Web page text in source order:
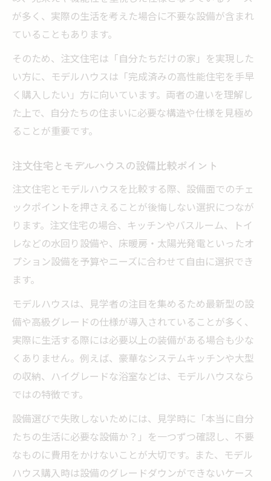
が多く、実際の生活を考えた場合に不要な設備が含まれ
ていることもあります。
そのため、注文住宅は「自分たちだけの家」を実現した
い方に、モデルハウスは「完成済みの高性能住宅を手早
く購入したい」方に向いています。両者の違いを理解し
た上で、自分たちの住まいに必要な構造や仕様を見極め
ることが重要です。
注文住宅とモデルハウスの設備比較ポイント
注文住宅とモデルハウスを比較する際、設備面でのチェ
ックポイントを押さえることが後悔しない選択につなが
ります。注文住宅の場合、キッチンやバスルーム、トイ
レなどの水回り設備や、床暖房・太陽光発電といったオ
プション設備を予算やニーズに合わせて自由に選択でき
ます。
モデルハウスは、見学者の注目を集めるため最新型の設
備や高級グレードの仕様が導入されていることが多く、
実際に生活する際には必要以上の装備がある場合も少な
くありません。例えば、豪華なシステムキッチンや大型
の収納、ハイグレードな浴室などは、モデルハウスなら
ではの特徴です。
設備選びで失敗しないためには、見学時に「本当に自分
たちの生活に必要な設備か？」を一つずつ確認し、不要
なものに費用をかけないことが大切です。また、モデル
ハウス購入時は設備のグレードダウンができないケース